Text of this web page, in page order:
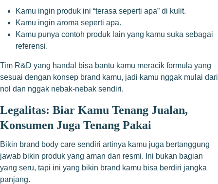
Kamu ingin produk ini “terasa seperti apa” di kulit.
Kamu ingin aroma seperti apa.
Kamu punya contoh produk lain yang kamu suka sebagai
referensi.
Tim R&D yang handal bisa bantu kamu meracik formula yang
sesuai dengan konsep brand kamu, jadi kamu nggak mulai dari
nol dan nggak nebak-nebak sendiri.
Legalitas: Biar Kamu Tenang Jualan,
Konsumen Juga Tenang Pakai
Bikin brand body care sendiri artinya kamu juga bertanggung
jawab bikin produk yang aman dan resmi. Ini bukan bagian
yang seru, tapi ini yang bikin brand kamu bisa berdiri jangka
panjang.